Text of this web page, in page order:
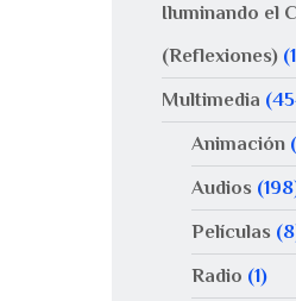
Iluminando el
(Reflexiones)
Multimedia
Animación
Audios
Películas
Radio (1)